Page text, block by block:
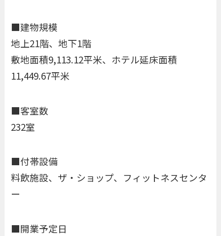
■建物規模
地上21階、地下1階
敷地面積9,113.12平米、ホテル延床面積
11,449.67平米
■客室数
232室
■付帯設備
料飲施設、ザ・ショップ、フィットネスセンタ
ー
■開業予定日